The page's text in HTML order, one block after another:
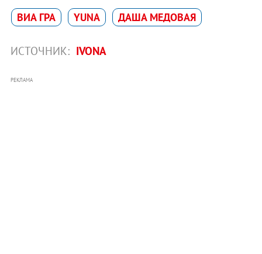
ВИА ГРА YUNA ДАША МЕДОВАЯ
ИСТОЧНИК: IVONA
РЕКЛАМА